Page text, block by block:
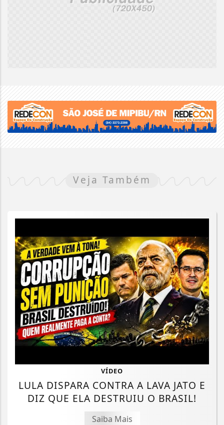
Veja Também
VÍDEO
LULA DISPARA CONTRA A LAVA JATO E
DIZ QUE ELA DESTRUIU O BRASIL!
Saiba Mais